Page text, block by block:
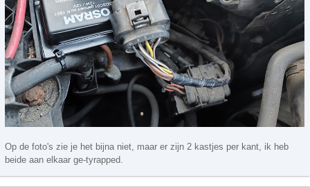
Op de foto's zie je het bijna niet, maar er zijn 2 kastjes per kant, ik heb
beide aan elkaar ge-tyrapped.